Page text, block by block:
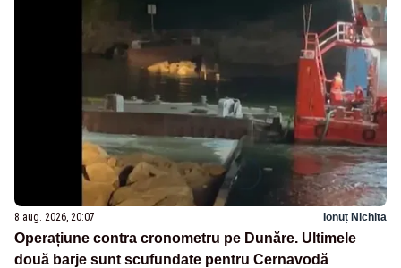
8 aug. 2026, 20:07 Ionuț Nichita
Operațiune contra cronometru pe Dunăre. Ultimele
două barje sunt scufundate pentru Cernavodă